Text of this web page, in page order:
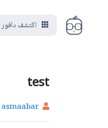
اكتشف دافور
test
asmaabar